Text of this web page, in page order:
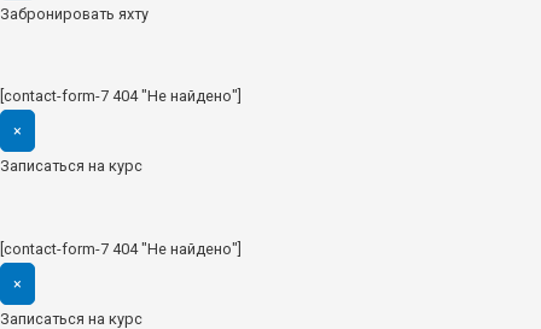
Забронировать яхту
[contact-form-7 404 "Не найдено"]
×
Записаться на курс
[contact-form-7 404 "Не найдено"]
×
Записаться на курс